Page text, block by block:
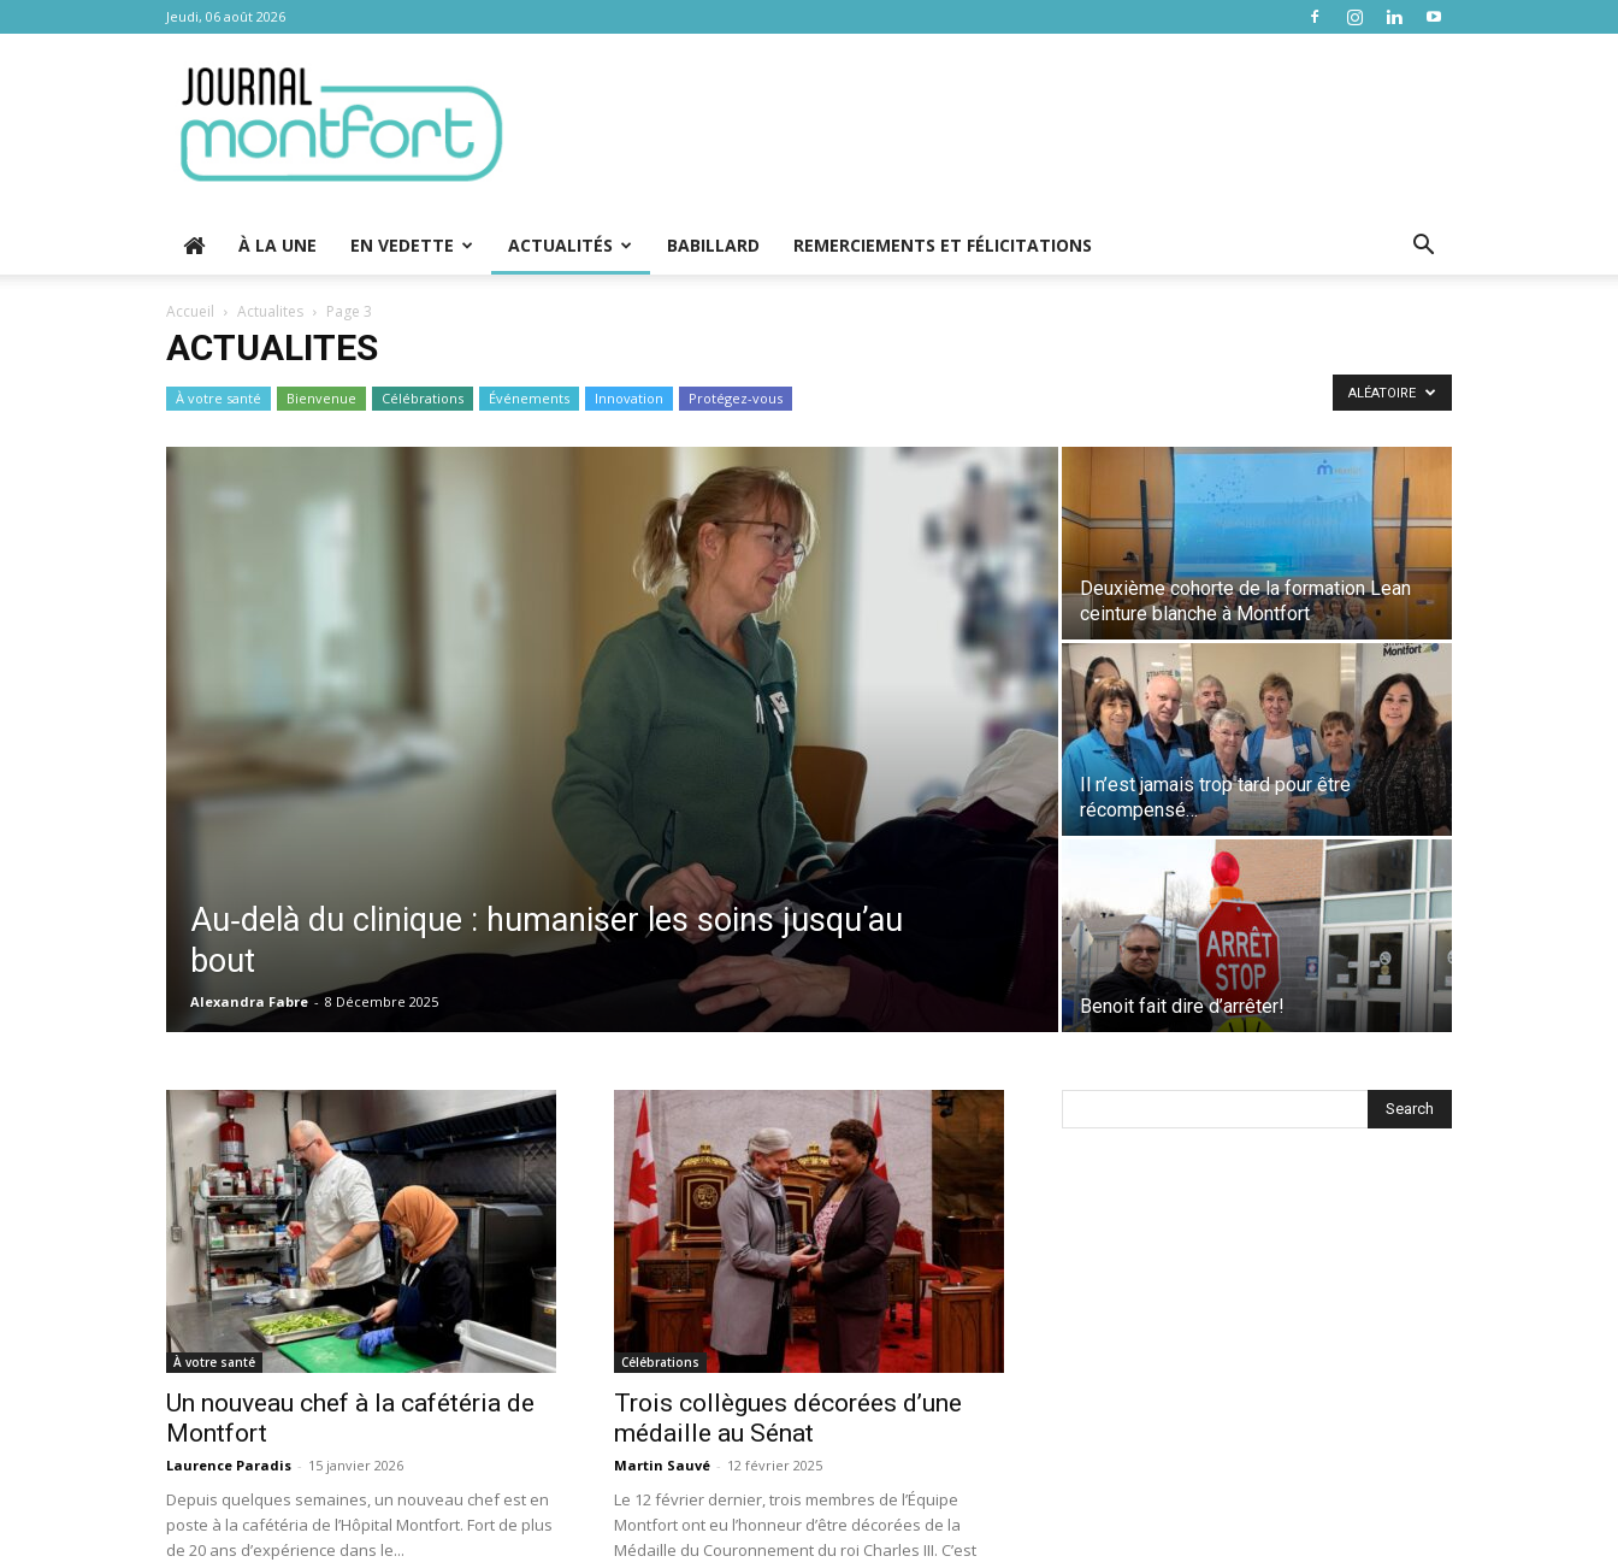
Jeudi, 06 août 2026
Montfort
À LA UNE EN VEDETTE ACTUALITÉS BABILLARD REMERCIEMENTS ET FÉLICITATIONS
Accueil Actualites Page 3
ACTUALITES
À votre santé Bienvenue Célébrations Événements Innovation Protégez-vous ALÉATOIRE
Au‑delà du clinique : humaniser les soins jusqu’au
bout
Alexandra Fabre - 8 Décembre 2025
Deuxième cohorte de la formation Lean
ceinture blanche à Montfort
Il n’est jamais trop tard pour être
récompensé…
Benoit fait dire d’arrêter!
À votre santé
Un nouveau chef à la cafétéria de
Montfort
Laurence Paradis - 15 janvier 2026
Depuis quelques semaines, un nouveau chef est en
poste à la cafétéria de l’Hôpital Montfort. Fort de plus
de 20 ans d’expérience dans le...
Célébrations
Trois collègues décorées d’une
médaille au Sénat
Martin Sauvé - 12 février 2025
Le 12 février dernier, trois membres de l’Équipe
Montfort ont eu l’honneur d’être décorées de la
Médaille du Couronnement du roi Charles III. C’est